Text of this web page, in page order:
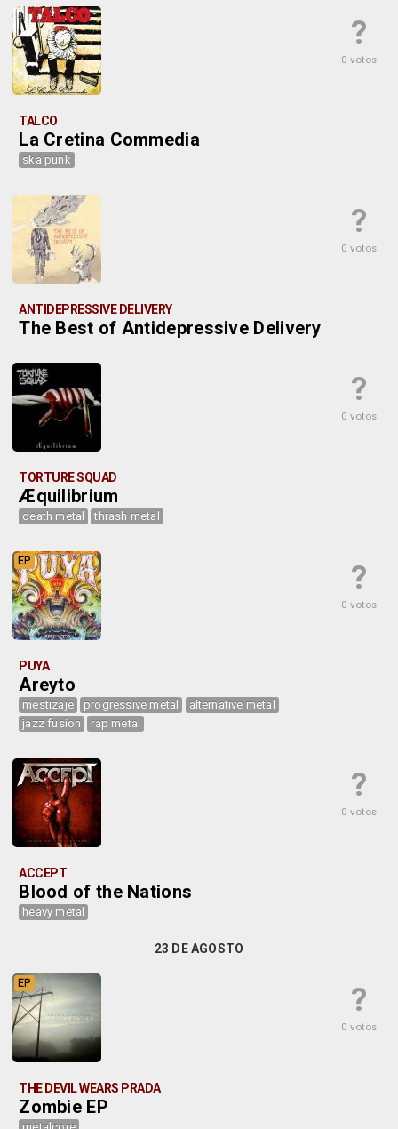
?
0 votos
TALCO
La Cretina Commedia
ska punk
?
0 votos
ANTIDEPRESSIVE DELIVERY
The Best of Antidepressive Delivery
?
0 votos
TORTURE SQUAD
Æquilibrium
death metal thrash metal
?
0 votos
EP
PUYA
Areyto
mestizaje progressive metal
alternative metal
jazz fusion
rap metal
?
0 votos
ACCEPT
Blood of the Nations
heavy metal
23 DE AGOSTO
?
0 votos
EP
THE DEVIL WEARS PRADA
Zombie EP